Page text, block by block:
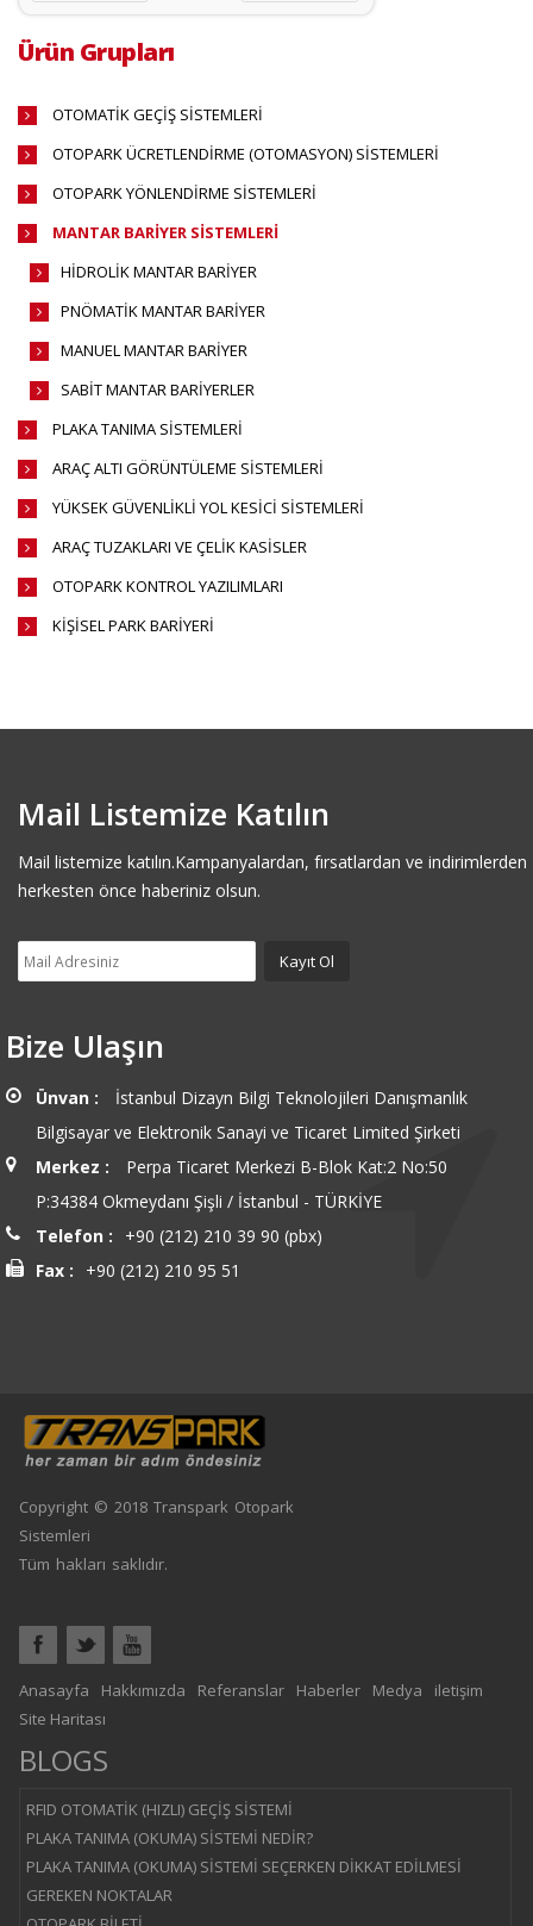
Ürün Grupları
OTOMATİK GEÇİŞ SİSTEMLERİ
OTOPARK ÜCRETLENDİRME (OTOMASYON) SİSTEMLERİ
OTOPARK YÖNLENDİRME SİSTEMLERİ
MANTAR BARİYER SİSTEMLERİ
HİDROLİK MANTAR BARİYER
PNÖMATİK MANTAR BARİYER
MANUEL MANTAR BARİYER
SABİT MANTAR BARİYERLER
PLAKA TANIMA SİSTEMLERİ
ARAÇ ALTI GÖRÜNTÜLEME SİSTEMLERİ
YÜKSEK GÜVENLİKLİ YOL KESİCİ SİSTEMLERİ
ARAÇ TUZAKLARI VE ÇELİK KASİSLER
OTOPARK KONTROL YAZILIMLARI
KİŞİSEL PARK BARİYERİ
Mail Listemize Katılın
Mail listemize katılın.Kampanyalardan, fırsatlardan ve indirimlerden
herkesten önce haberiniz olsun.
Bize Ulaşın
Ünvan :
İstanbul Dizayn Bilgi Teknolojileri Danışmanlık
Bilgisayar ve Elektronik Sanayi ve Ticaret Limited Şirketi
Merkez :
Perpa Ticaret Merkezi B-Blok Kat:2 No:50
P:34384 Okmeydanı Şişli / İstanbul - TÜRKİYE
Telefon :
+90 (212) 210 39 90 (pbx)
Fax :
+90 (212) 210 95 51
Copyright © 2018 Transpark Otopark
Sistemleri
Tüm hakları saklıdır.
Anasayfa Hakkımızda Referanslar Haberler Medya
iletişim
Site Haritası
BLOGS
RFID OTOMATİK (HIZLI) GEÇİŞ SİSTEMİ
PLAKA TANIMA (OKUMA) SİSTEMİ NEDİR?
PLAKA TANIMA (OKUMA) SİSTEMİ SEÇERKEN DİKKAT EDİLMESİ
GEREKEN NOKTALAR